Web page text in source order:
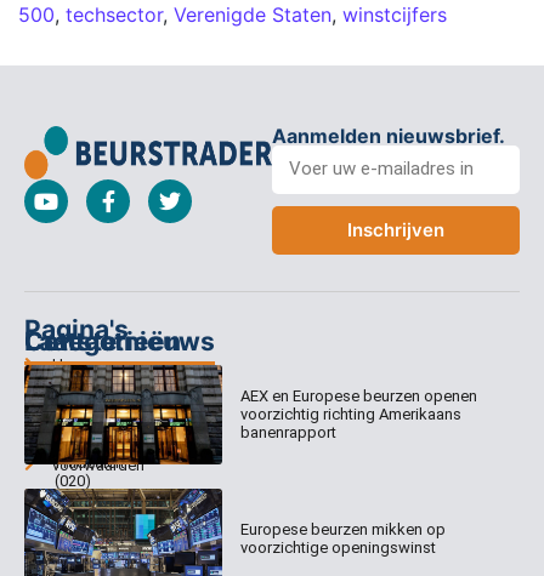
500, techsector, Verenigde Staten, winstcijfers
Aanmelden nieuwsbrief.
Inschrijven
Pagina's
Home
Abonnementen
Dagcommentaar
Tradealert
Organisatie
Contact
Categorieën
Columns
Dagcommentaar
Algemene
voorwaarden
Disclaimer
Welk
abonnement
Contact
Keizersgracht
520
1017 EK
Amsterdam
(020)
231
0020
info@beurstrader.nl
Laatste nieuws
AEX en Europese beurzen openen
voorzichtig richting Amerikaans
banenrapport
Europese beurzen mikken op
voorzichtige openingswinst